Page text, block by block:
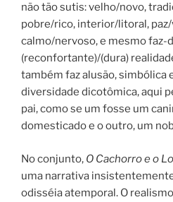
não tão sutis: velho/novo,
pobre/rico, interior/litoral,
calmo/nervoso, e mesmo faz-
(reconfortante)/(dura)
também faz alusão, simbólica
diversidade dicotômica, aqui
pai, como se um fosse um
domesticado e o outro, um
No conjunto, O Cachorro e o
uma narrativa
odisséia atemporal. O